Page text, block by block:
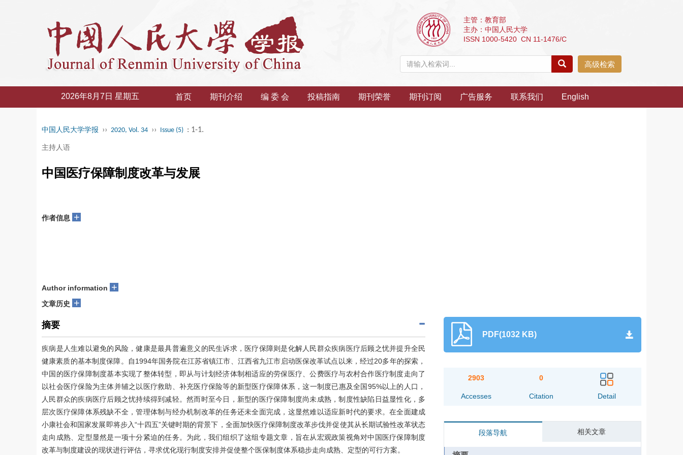
主管：教育部
主办：中国人民大学
ISSN 1000-5420 CN 11-1476/C
高级检索
2026年8月7日 星期五 首页 期刊介绍 编 委 会 投稿指南 期刊荣誉 期刊订阅 广告服务 联系我们 English
中国人民大学学报 ›› 2020, Vol. 34 ›› Issue (5) : 1-1.
主持人语
中国医疗保障制度改革与发展
作者信息 +
Author information +
文章历史 +
摘要
疾病是人生难以避免的风险，健康是最具普遍意义的民生诉求，医疗保障则是化解人民群众疾病医疗后顾之忧并提升全民
健康素质的基本制度保障。自1994年国务院在江苏省镇江市、江西省九江市启动医保改革试点以来，经过20多年的探索，
中国的医疗保障制度基本实现了整体转型，即从与计划经济体制相适应的劳保医疗、公费医疗与农村合作医疗制度走向了
以社会医疗保险为主体并辅之以医疗救助、补充医疗保险等的新型医疗保障体系，这一制度已惠及全国95%以上的人口，
人民群众的疾病医疗后顾之忧持续得到减轻。然而时至今日，新型的医疗保障制度尚未成熟，制度性缺陷日益显性化，多
层次医疗保障体系残缺不全，管理体制与经办机制改革的任务还未全面完成，这显然难以适应新时代的要求。在全面建成
小康社会和国家发展即将步入“十四五”关键时期的背景下，全面加快医疗保障制度改革步伐并促使其从长期试验性改革状态
走向成熟、定型显然是一项十分紧迫的任务。为此，我们组织了这组专题文章，旨在从宏观政策视角对中国医疗保障制度
改革与制度建设的现状进行评估，寻求优化现行制度安排并促使整个医保制度体系稳步走向成熟、定型的可行方案。
PDF(1032 KB)
2903
Accesses
0
Citation Detail
段落导航 相关文章